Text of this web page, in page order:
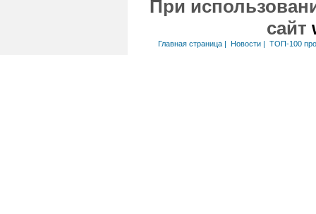
При
сайт
Главная страница| Новости| ТОП-100